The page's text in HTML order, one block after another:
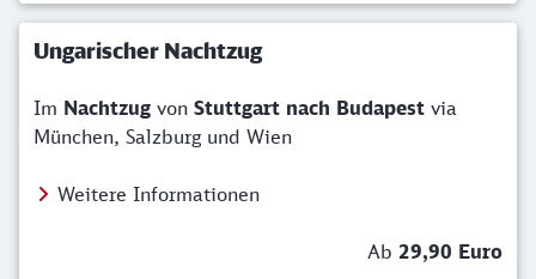
Ungarischer Nachtzug
Im Nachtzug von Stuttgart nach Budapest via
München, Salzburg und Wien
Weitere Informationen
Ab 29,90 Euro